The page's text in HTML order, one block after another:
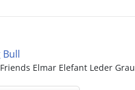
Bull
Elmar Elefant Leder Grau